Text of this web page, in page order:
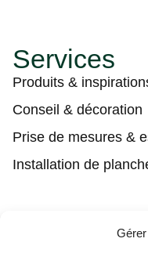
Services
Produits &
Conseil & décoration
Prise de mesures &
Installation de